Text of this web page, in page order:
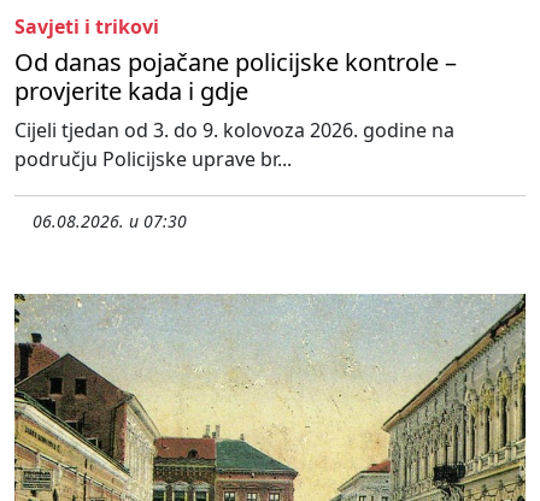
Savjeti i trikovi
Od danas pojačane policijske kontrole –
provjerite kada i gdje
Cijeli tjedan od 3. do 9. kolovoza 2026. godine na
području Policijske uprave br...
06.08.2026. u 07:30